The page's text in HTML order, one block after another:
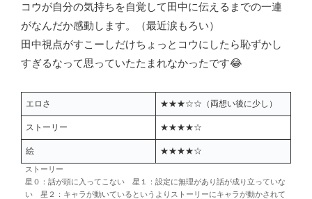
コウが自分の気持ちを自覚して田中に伝えるまでの一連
がなんだか感動します。（最近涙もろい）
田中視点がすこーしだけちょっとコウにしたら恥ずかし
すぎるなって思っていたたまれなかったです😂
エロさ ★★★☆☆（両想い後に少し）
ストーリー ★★★★☆
絵 ★★★★☆
ストーリー
星０：話が頭に入ってこない 星１：設定に無理があり話が成り立っていな
い 星２：キャラが動いているというよりストーリーにキャラが動かされて